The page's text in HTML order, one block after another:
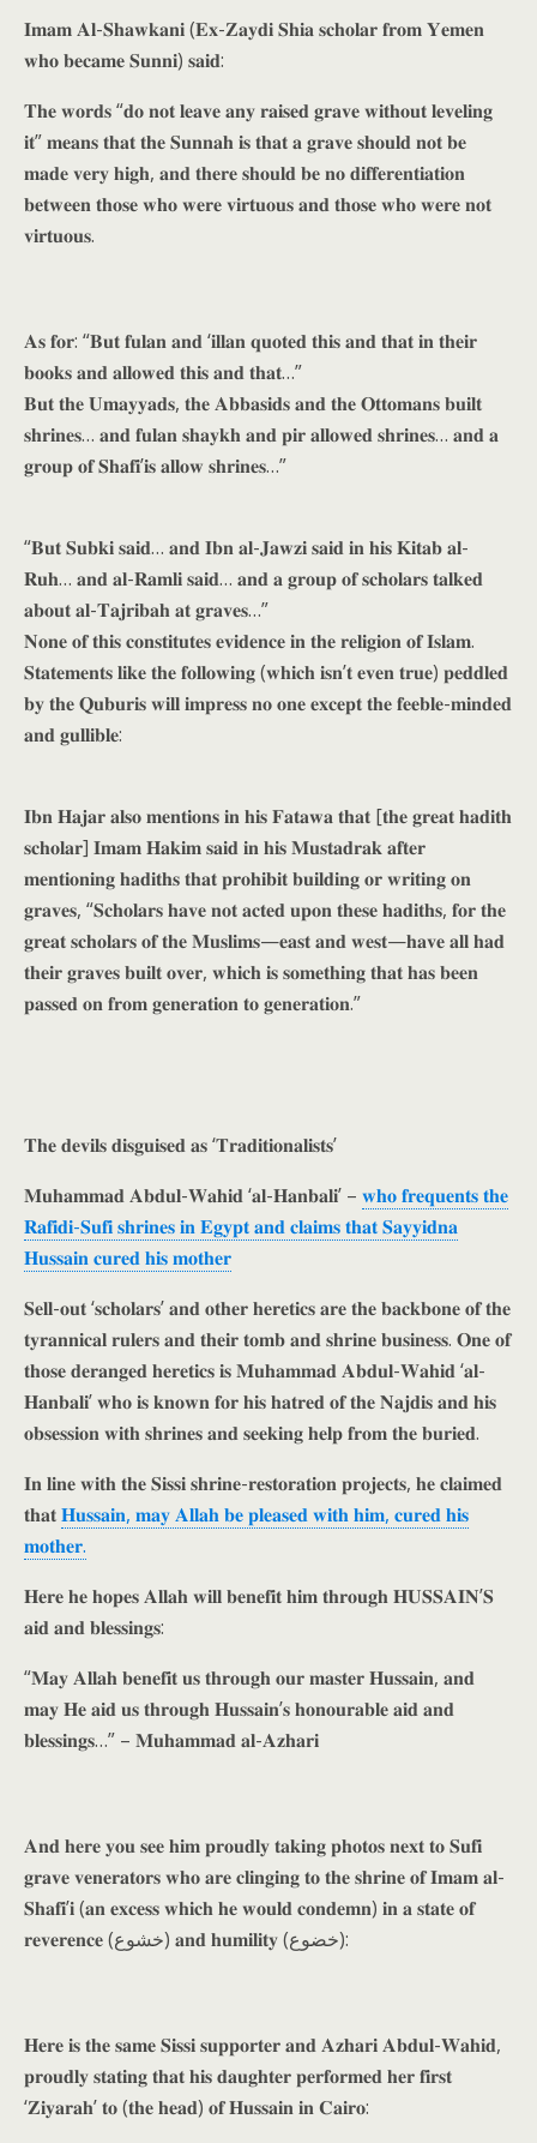
𝐈𝐦𝐚𝐦 𝐀𝐥-𝐒𝐡𝐚𝐰𝐤𝐚𝐧𝐢 (𝐄𝐱-𝐙𝐚𝐲𝐝𝐢 𝐒𝐡𝐢𝐚 𝐬𝐜𝐡𝐨𝐥𝐚𝐫 𝐟𝐫𝐨𝐦 𝐘𝐞𝐦𝐞𝐧
𝐰𝐡𝐨 𝐛𝐞𝐜𝐚𝐦𝐞 𝐒𝐮𝐧𝐧𝐢) 𝐬𝐚𝐢𝐝:
𝐓𝐡𝐞 𝐰𝐨𝐫𝐝𝐬 “𝐝𝐨 𝐧𝐨𝐭 𝐥𝐞𝐚𝐯𝐞 𝐚𝐧𝐲 𝐫𝐚𝐢𝐬𝐞𝐝 𝐠𝐫𝐚𝐯𝐞 𝐰𝐢𝐭𝐡𝐨𝐮𝐭 𝐥𝐞𝐯𝐞𝐥𝐢𝐧𝐠
𝐢𝐭” 𝐦𝐞𝐚𝐧𝐬 𝐭𝐡𝐚𝐭 𝐭𝐡𝐞 𝐒𝐮𝐧𝐧𝐚𝐡 𝐢𝐬 𝐭𝐡𝐚𝐭 𝐚 𝐠𝐫𝐚𝐯𝐞 𝐬𝐡𝐨𝐮𝐥𝐝 𝐧𝐨𝐭 𝐛𝐞
𝐦𝐚𝐝𝐞 𝐯𝐞𝐫𝐲 𝐡𝐢𝐠𝐡, 𝐚𝐧𝐝 𝐭𝐡𝐞𝐫𝐞 𝐬𝐡𝐨𝐮𝐥𝐝 𝐛𝐞 𝐧𝐨 𝐝𝐢𝐟𝐟𝐞𝐫𝐞𝐧𝐭𝐢𝐚𝐭𝐢𝐨𝐧
𝐛𝐞𝐭𝐰𝐞𝐞𝐧 𝐭𝐡𝐨𝐬𝐞 𝐰𝐡𝐨 𝐰𝐞𝐫𝐞 𝐯𝐢𝐫𝐭𝐮𝐨𝐮𝐬 𝐚𝐧𝐝 𝐭𝐡𝐨𝐬𝐞 𝐰𝐡𝐨 𝐰𝐞𝐫𝐞 𝐧𝐨𝐭
𝐯𝐢𝐫𝐭𝐮𝐨𝐮𝐬.
𝐀𝐬 𝐟𝐨𝐫: “𝐁𝐮𝐭 𝐟𝐮𝐥𝐚𝐧 𝐚𝐧𝐝 ‘𝐢𝐥𝐥𝐚𝐧 𝐪𝐮𝐨𝐭𝐞𝐝 𝐭𝐡𝐢𝐬 𝐚𝐧𝐝 𝐭𝐡𝐚𝐭 𝐢𝐧 𝐭𝐡𝐞𝐢𝐫
𝐛𝐨𝐨𝐤𝐬 𝐚𝐧𝐝 𝐚𝐥𝐥𝐨𝐰𝐞𝐝 𝐭𝐡𝐢𝐬 𝐚𝐧𝐝 𝐭𝐡𝐚𝐭…”
𝐁𝐮𝐭 𝐭𝐡𝐞 𝐔𝐦𝐚𝐲𝐲𝐚𝐝𝐬, 𝐭𝐡𝐞 𝐀𝐛𝐛𝐚𝐬𝐢𝐝𝐬 𝐚𝐧𝐝 𝐭𝐡𝐞 𝐎𝐭𝐭𝐨𝐦𝐚𝐧𝐬 𝐛𝐮𝐢𝐥𝐭
𝐬𝐡𝐫𝐢𝐧𝐞𝐬… 𝐚𝐧𝐝 𝐟𝐮𝐥𝐚𝐧 𝐬𝐡𝐚𝐲𝐤𝐡 𝐚𝐧𝐝 𝐩𝐢𝐫 𝐚𝐥𝐥𝐨𝐰𝐞𝐝 𝐬𝐡𝐫𝐢𝐧𝐞𝐬… 𝐚𝐧𝐝 𝐚
𝐠𝐫𝐨𝐮𝐩 𝐨𝐟 𝐒𝐡𝐚𝐟𝐢’𝐢𝐬 𝐚𝐥𝐥𝐨𝐰 𝐬𝐡𝐫𝐢𝐧𝐞𝐬…”
“𝐁𝐮𝐭 𝐒𝐮𝐛𝐤𝐢 𝐬𝐚𝐢𝐝… 𝐚𝐧𝐝 𝐈𝐛𝐧 𝐚𝐥-𝐉𝐚𝐰𝐳𝐢 𝐬𝐚𝐢𝐝 𝐢𝐧 𝐡𝐢𝐬 𝐊𝐢𝐭𝐚𝐛 𝐚𝐥-
𝐑𝐮𝐡… 𝐚𝐧𝐝 𝐚𝐥-𝐑𝐚𝐦𝐥𝐢 𝐬𝐚𝐢𝐝… 𝐚𝐧𝐝 𝐚 𝐠𝐫𝐨𝐮𝐩 𝐨𝐟 𝐬𝐜𝐡𝐨𝐥𝐚𝐫𝐬 𝐭𝐚𝐥𝐤𝐞𝐝
𝐚𝐛𝐨𝐮𝐭 𝐚𝐥-𝐓𝐚𝐣𝐫𝐢𝐛𝐚𝐡 𝐚𝐭 𝐠𝐫𝐚𝐯𝐞𝐬…”
𝐍𝐨𝐧𝐞 𝐨𝐟 𝐭𝐡𝐢𝐬 𝐜𝐨𝐧𝐬𝐭𝐢𝐭𝐮𝐭𝐞𝐬 𝐞𝐯𝐢𝐝𝐞𝐧𝐜𝐞 𝐢𝐧 𝐭𝐡𝐞 𝐫𝐞𝐥𝐢𝐠𝐢𝐨𝐧 𝐨𝐟 𝐈𝐬𝐥𝐚𝐦.
𝐒𝐭𝐚𝐭𝐞𝐦𝐞𝐧𝐭𝐬 𝐥𝐢𝐤𝐞 𝐭𝐡𝐞 𝐟𝐨𝐥𝐥𝐨𝐰𝐢𝐧𝐠 (𝐰𝐡𝐢𝐜𝐡 𝐢𝐬𝐧’𝐭 𝐞𝐯𝐞𝐧 𝐭𝐫𝐮𝐞) 𝐩𝐞𝐝𝐝𝐥𝐞𝐝
𝐛𝐲 𝐭𝐡𝐞 𝐐𝐮𝐛𝐮𝐫𝐢𝐬 𝐰𝐢𝐥𝐥 𝐢𝐦𝐩𝐫𝐞𝐬𝐬 𝐧𝐨 𝐨𝐧𝐞 𝐞𝐱𝐜𝐞𝐩𝐭 𝐭𝐡𝐞 𝐟𝐞𝐞𝐛𝐥𝐞-𝐦𝐢𝐧𝐝𝐞𝐝
𝐚𝐧𝐝 𝐠𝐮𝐥𝐥𝐢𝐛𝐥𝐞:
𝐈𝐛𝐧 𝐇𝐚𝐣𝐚𝐫 𝐚𝐥𝐬𝐨 𝐦𝐞𝐧𝐭𝐢𝐨𝐧𝐬 𝐢𝐧 𝐡𝐢𝐬 𝐅𝐚𝐭𝐚𝐰𝐚 𝐭𝐡𝐚𝐭 [𝐭𝐡𝐞 𝐠𝐫𝐞𝐚𝐭 𝐡𝐚𝐝𝐢𝐭𝐡
𝐬𝐜𝐡𝐨𝐥𝐚𝐫] 𝐈𝐦𝐚𝐦 𝐇𝐚𝐤𝐢𝐦 𝐬𝐚𝐢𝐝 𝐢𝐧 𝐡𝐢𝐬 𝐌𝐮𝐬𝐭𝐚𝐝𝐫𝐚𝐤 𝐚𝐟𝐭𝐞𝐫
𝐦𝐞𝐧𝐭𝐢𝐨𝐧𝐢𝐧𝐠 𝐡𝐚𝐝𝐢𝐭𝐡𝐬 𝐭𝐡𝐚𝐭 𝐩𝐫𝐨𝐡𝐢𝐛𝐢𝐭 𝐛𝐮𝐢𝐥𝐝𝐢𝐧𝐠 𝐨𝐫 𝐰𝐫𝐢𝐭𝐢𝐧𝐠 𝐨𝐧
𝐠𝐫𝐚𝐯𝐞𝐬, “𝐒𝐜𝐡𝐨𝐥𝐚𝐫𝐬 𝐡𝐚𝐯𝐞 𝐧𝐨𝐭 𝐚𝐜𝐭𝐞𝐝 𝐮𝐩𝐨𝐧 𝐭𝐡𝐞𝐬𝐞 𝐡𝐚𝐝𝐢𝐭𝐡𝐬, 𝐟𝐨𝐫 𝐭𝐡𝐞
𝐠𝐫𝐞𝐚𝐭 𝐬𝐜𝐡𝐨𝐥𝐚𝐫𝐬 𝐨𝐟 𝐭𝐡𝐞 𝐌𝐮𝐬𝐥𝐢𝐦𝐬—𝐞𝐚𝐬𝐭 𝐚𝐧𝐝 𝐰𝐞𝐬𝐭—𝐡𝐚𝐯𝐞 𝐚𝐥𝐥 𝐡𝐚𝐝
𝐭𝐡𝐞𝐢𝐫 𝐠𝐫𝐚𝐯𝐞𝐬 𝐛𝐮𝐢𝐥𝐭 𝐨𝐯𝐞𝐫, 𝐰𝐡𝐢𝐜𝐡 𝐢𝐬 𝐬𝐨𝐦𝐞𝐭𝐡𝐢𝐧𝐠 𝐭𝐡𝐚𝐭 𝐡𝐚𝐬 𝐛𝐞𝐞𝐧
𝐩𝐚𝐬𝐬𝐞𝐝 𝐨𝐧 𝐟𝐫𝐨𝐦 𝐠𝐞𝐧𝐞𝐫𝐚𝐭𝐢𝐨𝐧 𝐭𝐨 𝐠𝐞𝐧𝐞𝐫𝐚𝐭𝐢𝐨𝐧.”
𝐓𝐡𝐞 𝐝𝐞𝐯𝐢𝐥𝐬 𝐝𝐢𝐬𝐠𝐮𝐢𝐬𝐞𝐝 𝐚𝐬 ‘𝐓𝐫𝐚𝐝𝐢𝐭𝐢𝐨𝐧𝐚𝐥𝐢𝐬𝐭𝐬’
𝐌𝐮𝐡𝐚𝐦𝐦𝐚𝐝 𝐀𝐛𝐝𝐮𝐥-𝐖𝐚𝐡𝐢𝐝 ‘𝐚𝐥-𝐇𝐚𝐧𝐛𝐚𝐥𝐢’ – 𝐰𝐡𝐨 𝐟𝐫𝐞𝐪𝐮𝐞𝐧𝐭𝐬 𝐭𝐡𝐞
𝐑𝐚𝐟𝐢𝐝𝐢-𝐒𝐮𝐟𝐢 𝐬𝐡𝐫𝐢𝐧𝐞𝐬 𝐢𝐧 𝐄𝐠𝐲𝐩𝐭 𝐚𝐧𝐝 𝐜𝐥𝐚𝐢𝐦𝐬 𝐭𝐡𝐚𝐭 𝐒𝐚𝐲𝐲𝐢𝐝𝐧𝐚
𝐇𝐮𝐬𝐬𝐚𝐢𝐧 𝐜𝐮𝐫𝐞𝐝 𝐡𝐢𝐬 𝐦𝐨𝐭𝐡𝐞𝐫
𝐒𝐞𝐥𝐥-𝐨𝐮𝐭 ‘𝐬𝐜𝐡𝐨𝐥𝐚𝐫𝐬’ 𝐚𝐧𝐝 𝐨𝐭𝐡𝐞𝐫 𝐡𝐞𝐫𝐞𝐭𝐢𝐜𝐬 𝐚𝐫𝐞 𝐭𝐡𝐞 𝐛𝐚𝐜𝐤𝐛𝐨𝐧𝐞 𝐨𝐟 𝐭𝐡𝐞
𝐭𝐲𝐫𝐚𝐧𝐧𝐢𝐜𝐚𝐥 𝐫𝐮𝐥𝐞𝐫𝐬 𝐚𝐧𝐝 𝐭𝐡𝐞𝐢𝐫 𝐭𝐨𝐦𝐛 𝐚𝐧𝐝 𝐬𝐡𝐫𝐢𝐧𝐞 𝐛𝐮𝐬𝐢𝐧𝐞𝐬𝐬. 𝐎𝐧𝐞 𝐨𝐟
𝐭𝐡𝐨𝐬𝐞 𝐝𝐞𝐫𝐚𝐧𝐠𝐞𝐝 𝐡𝐞𝐫𝐞𝐭𝐢𝐜𝐬 𝐢𝐬 𝐌𝐮𝐡𝐚𝐦𝐦𝐚𝐝 𝐀𝐛𝐝𝐮𝐥-𝐖𝐚𝐡𝐢𝐝 ‘𝐚𝐥-
𝐇𝐚𝐧𝐛𝐚𝐥𝐢’ 𝐰𝐡𝐨 𝐢𝐬 𝐤𝐧𝐨𝐰𝐧 𝐟𝐨𝐫 𝐡𝐢𝐬 𝐡𝐚𝐭𝐫𝐞𝐝 𝐨𝐟 𝐭𝐡𝐞 𝐍𝐚𝐣𝐝𝐢𝐬 𝐚𝐧𝐝 𝐡𝐢𝐬
𝐨𝐛𝐬𝐞𝐬𝐬𝐢𝐨𝐧 𝐰𝐢𝐭𝐡 𝐬𝐡𝐫𝐢𝐧𝐞𝐬 𝐚𝐧𝐝 𝐬𝐞𝐞𝐤𝐢𝐧𝐠 𝐡𝐞𝐥𝐩 𝐟𝐫𝐨𝐦 𝐭𝐡𝐞 𝐛𝐮𝐫𝐢𝐞𝐝.
𝐈𝐧 𝐥𝐢𝐧𝐞 𝐰𝐢𝐭𝐡 𝐭𝐡𝐞 𝐒𝐢𝐬𝐬𝐢 𝐬𝐡𝐫𝐢𝐧𝐞-𝐫𝐞𝐬𝐭𝐨𝐫𝐚𝐭𝐢𝐨𝐧 𝐩𝐫𝐨𝐣𝐞𝐜𝐭𝐬, 𝐡𝐞 𝐜𝐥𝐚𝐢𝐦𝐞𝐝
𝐭𝐡𝐚𝐭𝐇𝐮𝐬𝐬𝐚𝐢𝐧, 𝐦𝐚𝐲 𝐀𝐥𝐥𝐚𝐡 𝐛𝐞 𝐩𝐥𝐞𝐚𝐬𝐞𝐝 𝐰𝐢𝐭𝐡 𝐡𝐢𝐦, 𝐜𝐮𝐫𝐞𝐝 𝐡𝐢𝐬
𝐦𝐨𝐭𝐡𝐞𝐫.
𝐇𝐞𝐫𝐞 𝐡𝐞 𝐡𝐨𝐩𝐞𝐬 𝐀𝐥𝐥𝐚𝐡 𝐰𝐢𝐥𝐥 𝐛𝐞𝐧𝐞𝐟𝐢𝐭 𝐡𝐢𝐦 𝐭𝐡𝐫𝐨𝐮𝐠𝐡 𝐇𝐔𝐒𝐒𝐀𝐈𝐍’𝐒
𝐚𝐢𝐝 𝐚𝐧𝐝 𝐛𝐥𝐞𝐬𝐬𝐢𝐧𝐠𝐬:
“𝐌𝐚𝐲 𝐀𝐥𝐥𝐚𝐡 𝐛𝐞𝐧𝐞𝐟𝐢𝐭 𝐮𝐬 𝐭𝐡𝐫𝐨𝐮𝐠𝐡 𝐨𝐮𝐫 𝐦𝐚𝐬𝐭𝐞𝐫 𝐇𝐮𝐬𝐬𝐚𝐢𝐧, 𝐚𝐧𝐝
𝐦𝐚𝐲 𝐇𝐞 𝐚𝐢𝐝 𝐮𝐬 𝐭𝐡𝐫𝐨𝐮𝐠𝐡 𝐇𝐮𝐬𝐬𝐚𝐢𝐧’𝐬 𝐡𝐨𝐧𝐨𝐮𝐫𝐚𝐛𝐥𝐞 𝐚𝐢𝐝 𝐚𝐧𝐝
𝐛𝐥𝐞𝐬𝐬𝐢𝐧𝐠𝐬…” – 𝐌𝐮𝐡𝐚𝐦𝐦𝐚𝐝 𝐚𝐥-𝐀𝐳𝐡𝐚𝐫𝐢
𝐀𝐧𝐝 𝐡𝐞𝐫𝐞 𝐲𝐨𝐮 𝐬𝐞𝐞 𝐡𝐢𝐦 𝐩𝐫𝐨𝐮𝐝𝐥𝐲 𝐭𝐚𝐤𝐢𝐧𝐠 𝐩𝐡𝐨𝐭𝐨𝐬 𝐧𝐞𝐱𝐭 𝐭𝐨 𝐒𝐮𝐟𝐢
𝐠𝐫𝐚𝐯𝐞 𝐯𝐞𝐧𝐞𝐫𝐚𝐭𝐨𝐫𝐬 𝐰𝐡𝐨 𝐚𝐫𝐞 𝐜𝐥𝐢𝐧𝐠𝐢𝐧𝐠 𝐭𝐨 𝐭𝐡𝐞 𝐬𝐡𝐫𝐢𝐧𝐞 𝐨𝐟 𝐈𝐦𝐚𝐦 𝐚𝐥-
𝐒𝐡𝐚𝐟𝐢’𝐢 (𝐚𝐧 𝐞𝐱𝐜𝐞𝐬𝐬 𝐰𝐡𝐢𝐜𝐡 𝐡𝐞 𝐰𝐨𝐮𝐥𝐝 𝐜𝐨𝐧𝐝𝐞𝐦𝐧) 𝐢𝐧 𝐚 𝐬𝐭𝐚𝐭𝐞 𝐨𝐟
𝐫𝐞𝐯𝐞𝐫𝐞𝐧𝐜𝐞 (خشوع) 𝐚𝐧𝐝 𝐡𝐮𝐦𝐢𝐥𝐢𝐭𝐲 (خضوع):
𝐇𝐞𝐫𝐞 𝐢𝐬 𝐭𝐡𝐞 𝐬𝐚𝐦𝐞 𝐒𝐢𝐬𝐬𝐢 𝐬𝐮𝐩𝐩𝐨𝐫𝐭𝐞𝐫 𝐚𝐧𝐝 𝐀𝐳𝐡𝐚𝐫𝐢 𝐀𝐛𝐝𝐮𝐥-𝐖𝐚𝐡𝐢𝐝,
𝐩𝐫𝐨𝐮𝐝𝐥𝐲 𝐬𝐭𝐚𝐭𝐢𝐧𝐠 𝐭𝐡𝐚𝐭 𝐡𝐢𝐬 𝐝𝐚𝐮𝐠𝐡𝐭𝐞𝐫 𝐩𝐞𝐫𝐟𝐨𝐫𝐦𝐞𝐝 𝐡𝐞𝐫 𝐟𝐢𝐫𝐬𝐭
‘𝐙𝐢𝐲𝐚𝐫𝐚𝐡’ 𝐭𝐨 (𝐭𝐡𝐞 𝐡𝐞𝐚𝐝) 𝐨𝐟 𝐇𝐮𝐬𝐬𝐚𝐢𝐧 𝐢𝐧 𝐂𝐚𝐢𝐫𝐨: